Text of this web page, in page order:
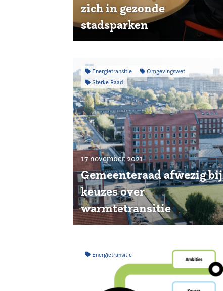
zich in gezonde
stadsparken
Energietransitie
Omgevingswet
Sterke Raad
17 november 2021
Gemeenteraad afwezig bij
keuzes over
warmtetransitie
Energietransitie